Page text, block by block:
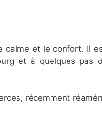
calme et le confort. Il
et à quelques pas
récemment